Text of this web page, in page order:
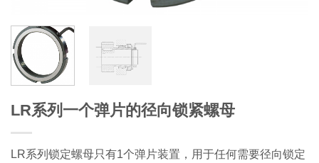
LR系列一个弹片的径向锁紧螺母
LR系列锁定螺母只有1个弹片装置，用于任何需要径向锁定